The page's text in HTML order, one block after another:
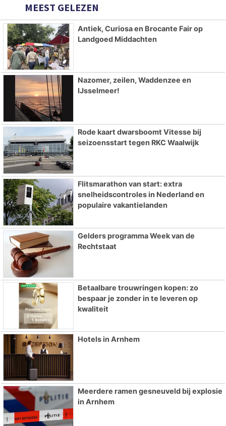
MEEST GELEZEN
Antiek, Curiosa en Brocante Fair op
Landgoed Middachten
Nazomer, zeilen, Waddenzee en
IJsselmeer!
Rode kaart dwarsboomt Vitesse bij
seizoensstart tegen RKC Waalwijk
Flitsmarathon van start: extra
snelheidscontroles in Nederland en
populaire vakantielanden
Gelders programma Week van de
Rechtstaat
Betaalbare trouwringen kopen: zo
bespaar je zonder in te leveren op
kwaliteit
Hotels in Arnhem
Meerdere ramen gesneuveld bij explosie
in Arnhem